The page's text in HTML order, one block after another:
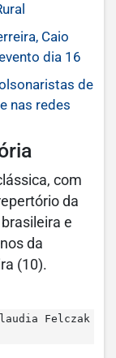
Caio
dia 16
de
nas redes
com
da
e
da
(10).
Felczak